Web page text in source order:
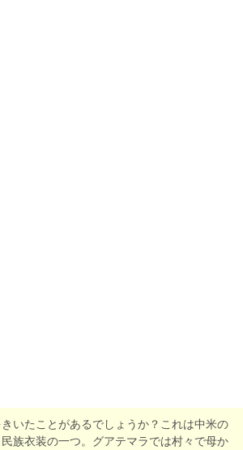
いたことがあるでしょうか？これは中米の
族衣装の一つ。グアテマラでは村々で母か